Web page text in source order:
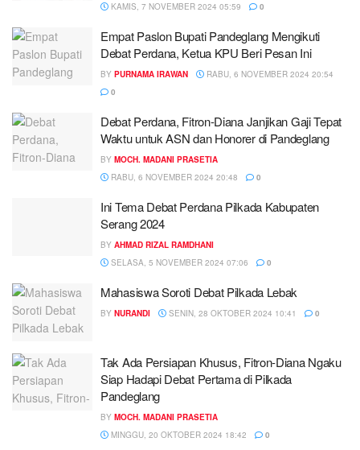
KAMIS, 7 NOVEMBER 2024 05:59
0
Empat Paslon Bupati Pandeglang Mengikuti
Debat Perdana, Ketua KPU Beri Pesan Ini
BY PURNAMA IRAWAN
RABU, 6 NOVEMBER 2024 20:54
0
Debat Perdana, Fitron-Diana Janjikan Gaji Tepat
Waktu untuk ASN dan Honorer di Pandeglang
BY MOCH. MADANI PRASETIA
RABU, 6 NOVEMBER 2024 20:48
0
Ini Tema Debat Perdana Pilkada Kabupaten
Serang 2024
BY AHMAD RIZAL RAMDHANI
SELASA, 5 NOVEMBER 2024 07:06
0
Mahasiswa Soroti Debat Pilkada Lebak
BY NURANDI SENIN, 28 OKTOBER 2024 10:41 0
Tak Ada Persiapan Khusus, Fitron-Diana Ngaku
Siap Hadapi Debat Pertama di Pilkada
Pandeglang
BY MOCH. MADANI PRASETIA
MINGGU, 20 OKTOBER 2024 18:42
0